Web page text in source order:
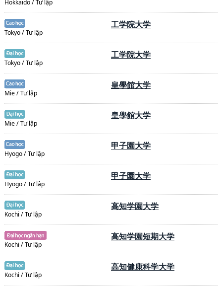
Hokkaido / Tư lập
Tokyo / Tư lập
工学院大学
Tokyo / Tư lập
工学院大学
Mie / Tư lập
皇學館大学
Mie / Tư lập
皇學館大学
Hyogo / Tư lập
甲子園大学
Hyogo / Tư lập
甲子園大学
Kochi / Tư lập
高知学園大学
Kochi / Tư lập
高知学園短期大学
Kochi / Tư lập
高知健康科学大学